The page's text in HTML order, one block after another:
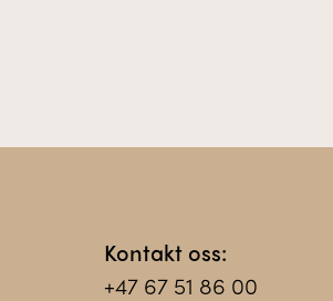
Kontakt oss:
+47 67 51 86 00